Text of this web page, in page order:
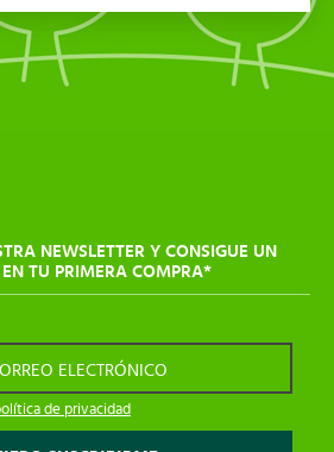
NEWSLETTER Y CONSIGUE UN
TU PRIMERA COMPRA*
ELECTRÓNICO
de privacidad